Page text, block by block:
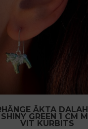
ÄKTA
GREEN 1 CM
VIT KURBITS